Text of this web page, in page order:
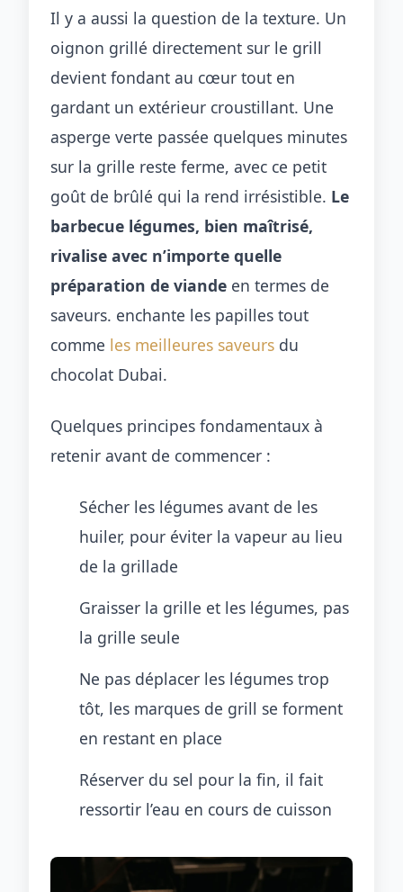
Il y a aussi la question de la texture. Un
oignon grillé directement sur le grill
devient fondant au cœur tout en
gardant un extérieur croustillant. Une
asperge verte passée quelques minutes
sur la grille reste ferme, avec ce petit
goût de brûlé qui la rend irrésistible. Le
barbecue légumes, bien maîtrisé,
rivalise avec n’importe quelle
préparation de viande en termes de
saveurs. enchante les papilles tout
comme les meilleures saveurs du
chocolat Dubai.
Quelques principes fondamentaux à
retenir avant de commencer :
Sécher les légumes avant de les
huiler, pour éviter la vapeur au lieu
de la grillade
Graisser la grille et les légumes, pas
la grille seule
Ne pas déplacer les légumes trop
tôt, les marques de grill se forment
en restant en place
Réserver du sel pour la fin, il fait
ressortir l’eau en cours de cuisson